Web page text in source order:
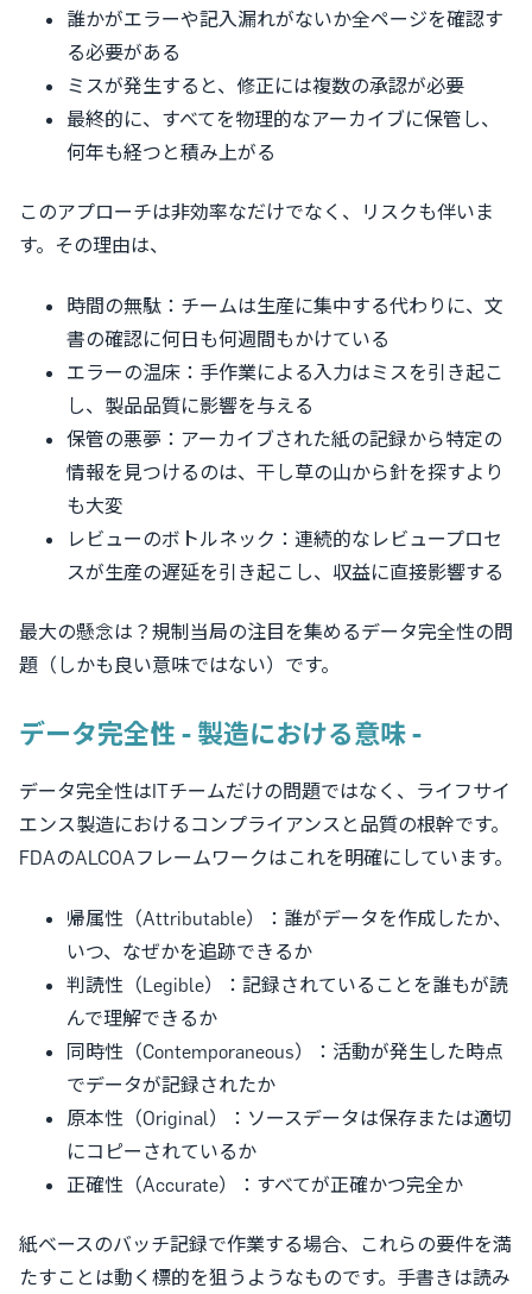
誰かがエラーや記入漏れがないか全ページを確認す
る必要がある
ミスが発生すると、修正には複数の承認が必要
最終的に、すべてを物理的なアーカイブに保管し、
何年も経つと積み上がる
このアプローチは非効率なだけでなく、リスクも伴いま
す。その理由は、
時間の無駄：チームは生産に集中する代わりに、文
書の確認に何日も何週間もかけている
エラーの温床：手作業による入力はミスを引き起こ
し、製品品質に影響を与える
保管の悪夢：アーカイブされた紙の記録から特定の
情報を見つけるのは、干し草の山から針を探すより
も大変
レビューのボトルネック：連続的なレビュープロセ
スが生産の遅延を引き起こし、収益に直接影響する
最大の懸念は？規制当局の注目を集めるデータ完全性の問
題（しかも良い意味ではない）です。
データ完全性 - 製造における意味 -
データ完全性はITチームだけの問題ではなく、ライフサイ
エンス製造におけるコンプライアンスと品質の根幹です。
FDAのALCOAフレームワークはこれを明確にしています。
帰属性（Attributable）：誰がデータを作成したか、
いつ、なぜかを追跡できるか
判読性（Legible）：記録されていることを誰もが読
んで理解できるか
同時性（Contemporaneous）：活動が発生した時点
でデータが記録されたか
原本性（Original）：ソースデータは保存または適切
にコピーされているか
正確性（Accurate）：すべてが正確かつ完全か
紙ベースのバッチ記録で作業する場合、これらの要件を満
たすことは動く標的を狙うようなものです。手書きは読み